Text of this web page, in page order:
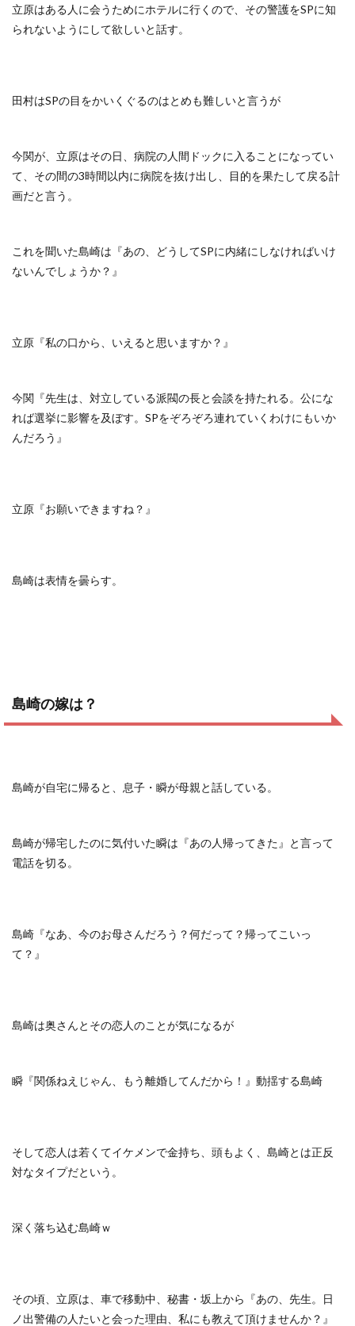
立原はある人に会うためにホテルに行くので、その警護をSPに知
られないようにして欲しいと話す。
田村はSPの目をかいくぐるのはとめも難しいと言うが
今関が、立原はその日、病院の人間ドックに入ることになってい
て、その間の3時間以内に病院を抜け出し、目的を果たして戻る計
画だと言う。
これを聞いた島崎は『あの、どうしてSPに内緒にしなければいけ
ないんでしょうか？』
立原『私の口から、いえると思いますか？』
今関『先生は、対立している派閥の長と会談を持たれる。公にな
れば選挙に影響を及ぼす。SPをぞろぞろ連れていくわけにもいか
んだろう』
立原『お願いできますね？』
島崎は表情を曇らす。
島崎の嫁は？
島崎が自宅に帰ると、息子・瞬が母親と話している。
島崎が帰宅したのに気付いた瞬は『あの人帰ってきた』と言って
電話を切る。
島崎『なあ、今のお母さんだろう？何だって？帰ってこいっ
て？』
島崎は奥さんとその恋人のことが気になるが
瞬『関係ねえじゃん、もう離婚してんだから！』動揺する島崎
そして恋人は若くてイケメンで金持ち、頭もよく、島崎とは正反
対なタイプだという。
深く落ち込む島崎ｗ
その頃、立原は、車で移動中、秘書・坂上から『あの、先生。日
ノ出警備の人たいと会った理由、私にも教えて頂けませんか？』